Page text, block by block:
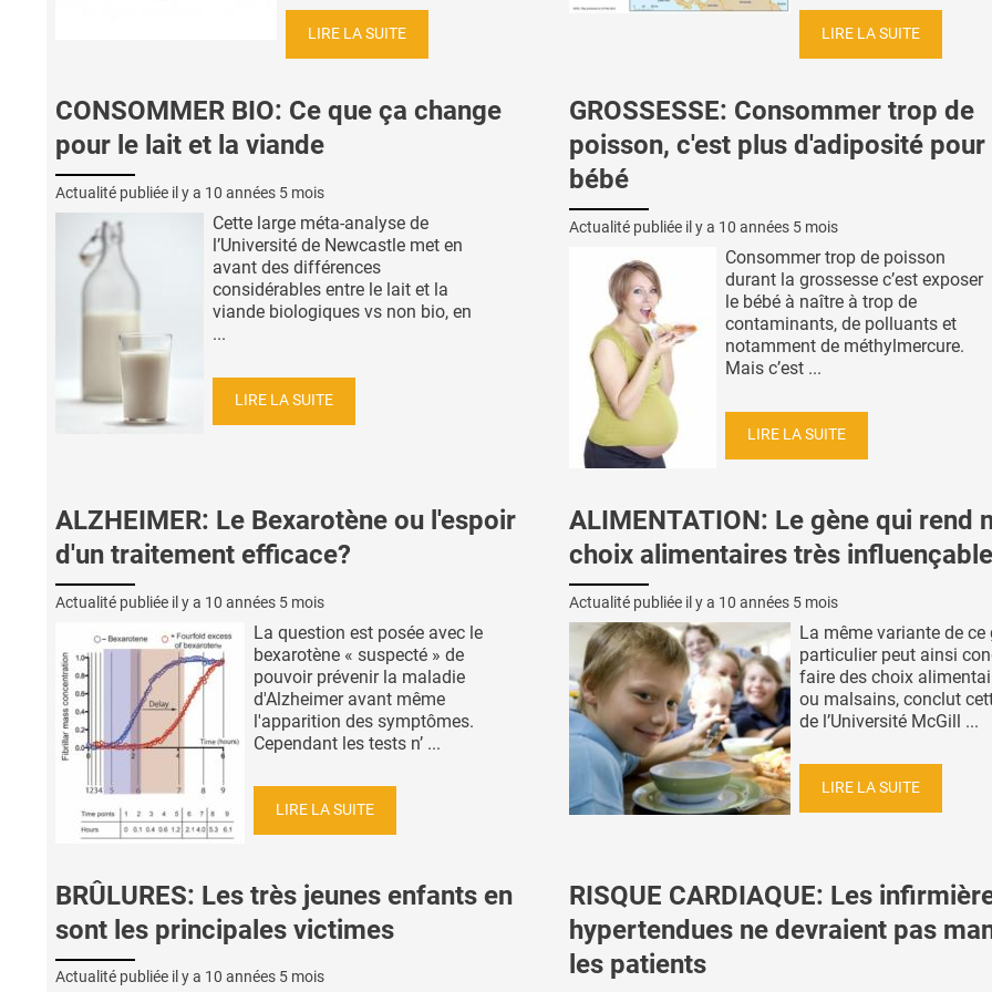
LIRE LA SUITE LIRE LA SUITE
CONSOMMER BIO: Ce que ça change
pour le lait et la viande
Actualité publiée il y a 10 années 5 mois
Cette large méta-analyse de
l’Université de Newcastle met en
avant des différences
considérables entre le lait et la
viande biologiques vs non bio, en
...
LIRE LA SUITE
GROSSESSE: Consommer trop de
poisson, c'est plus d'adiposité pour
bébé
Actualité publiée il y a 10 années 5 mois
Consommer trop de poisson
durant la grossesse c’est exposer
le bébé à naître à trop de
contaminants, de polluants et
notamment de méthylmercure.
Mais c’est ...
LIRE LA SUITE
ALZHEIMER: Le Bexarotène ou l'espoir
d'un traitement efficace?
Actualité publiée il y a 10 années 5 mois
La question est posée avec le
bexarotène « suspecté » de
pouvoir prévenir la maladie
d'Alzheimer avant même
l'apparition des symptômes.
Cependant les tests n’ ...
LIRE LA SUITE
ALIMENTATION: Le gène qui rend
choix alimentaires très
Actualité publiée il y a 10 années 5 mois
La même variante de ce
particulier peut ainsi
faire des choix
ou malsains, conclut
de l’Université McGill ...
LIRE LA SUITE
BRÛLURES: Les très jeunes enfants en
sont les principales victimes
Actualité publiée il y a 10 années 5 mois
RISQUE CARDIAQUE: Les
hypertendues ne devraient pas
les patients